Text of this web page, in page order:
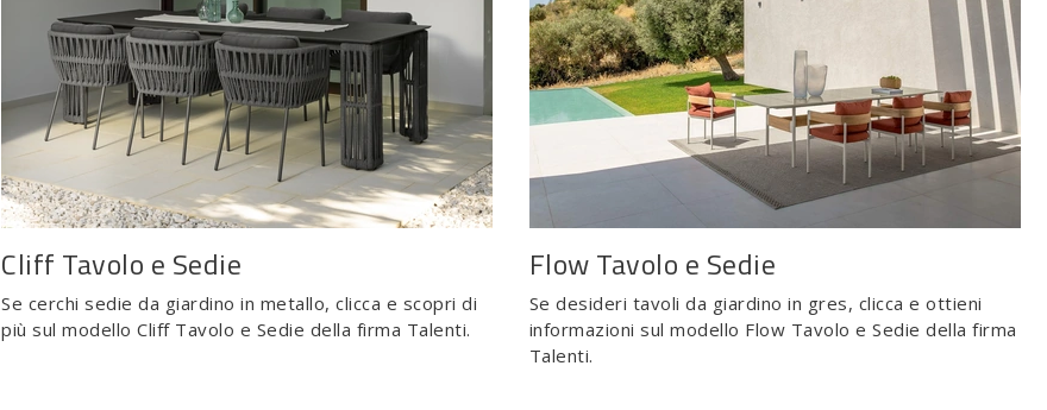
Cliff Tavolo e Sedie
Se cerchi sedie da giardino in metallo, clicca e scopri di
più sul modello Cliff Tavolo e Sedie della firma Talenti.
Flow Tavolo e Sedie
Se desideri tavoli da giardino in gres, clicca e ottieni
informazioni sul modello Flow Tavolo e Sedie della firma
Talenti.